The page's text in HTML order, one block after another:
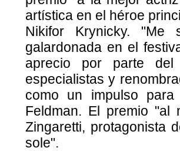
artística en el héroe
Nikifor Krynicky.
galardonada en el
aprecio por parte del
especialistas y
como un impulso
Feldman. El premio "al
Zingaretti, protagonista
sole".